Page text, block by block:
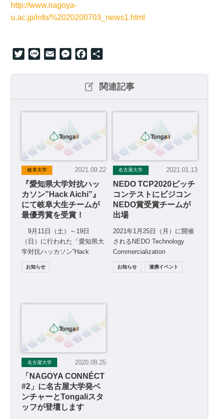
http://www.nagoya-
u.ac.jp/info/%2020200703_news1.html
TwitterLine Email Messenger
Facebook
関連記事
岐阜大学 2021.09.22
『愛知県大学対抗ハッ
カソン”Hack Aichi”』
にて岐阜大生チームが
最優秀賞を受賞！
9月11日（土）～19日
（日）に行われた「愛知県大
学対抗ハッカソン”Hack
Aichi”（愛知県主催） […]
お知らせ
名古屋大学 2021.01.13
NEDO TCP2020ピッチ
コンテストにビジコン
NEDO賞受賞チームが
出場
2021年1月25日（月）に開催
されるNEDO Technology
Commercialization
Program（NEDO […]
お知らせ 連携イベント
名古屋大学 2020.08.25
「NAGOYA CONNÉCT
#2」に名古屋大学発ベ
ンチャーとTongaliスタ
ッフが登壇します